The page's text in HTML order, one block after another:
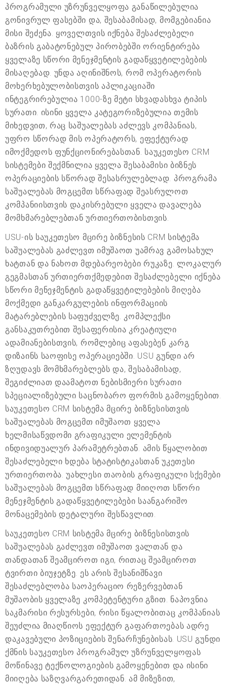
პროგრამული უზრუნველყოფა განაწილებულია
გონივრულ ფასებში და, შესაბამისად, მომგებიანია
მისი შეძენა. ყოველთვის იქნება შესაძლებელი
ბაზრის გაბატონებულ პირობებში ორიენტირება
ყველაზე სწორი მენეჯმენტის გადაწყვეტილებების
მისაღებად. უნდა აღინიშნოს, რომ ოპერატორის
მოხერხებულობისთვის აპლიკაციაში
ინტეგრირებულია 1000-ზე მეტი სხვადასხვა ტიპის
სურათი. ისინი ყველა კატეგორიზებულია თემის
მიხედვით, რაც საშუალებას აძლევს კომპანიას,
უფრო სწორად მის ოპერატორს, ეფექტურად
იმოქმედოს ფუნქციონირებასთან. საუკეთესო CRM
სისტემები შექმნილია ყველა შესაბამისი ბიზნეს
ოპერაციების სწორად შესასრულებლად. პროგრამა
საშუალებას მოგცემთ სწრაფად შეასრულოთ
კომპანიისთვის დაკისრებული ყველა დავალება
მომხმარებლებთან ურთიერთობისთვის.
USU-ის საუკეთესო მცირე ბიზნესის CRM სისტემა
საშუალებას გაძლევთ იმუშაოთ უამრავ გამოსახულ
ხატთან და ნახოთ მდებარეობები რუკაზე. ლოკალურ
გეგმასთან ურთიერთქმედებით შესაძლებელი იქნება
სწორი მენეჯმენტის გადაწყვეტილებების მიღება
მოქმედი განკარგულების ინფორმაციის
მატარებლების საფუძველზე. კომპლექსი
განსაკუთრებით შესაფერისია კრეატიული
ადამიანებისთვის, რომლებიც აფასებენ კარგ
დიზაინს საოფისე ოპერაციებში. USU გუნდი არ
ზღუდავს მომხმარებლებს და, შესაბამისად,
შეგიძლიათ დაამატოთ ნებისმიერი სურათი
სპეციალიზებული საცნობარო ფორმის გამოყენებით.
საუკეთესო CRM სისტემა მცირე ბიზნესისთვის
საშუალებას მოგცემთ იმუშაოთ ყველა
ხელმისაწვდომი გრაფიკული ელემენტის
ინდივიდუალურ პარამეტრებთან. ამის წყალობით
შესაძლებელი ხდება სტატისტიკასთან უკეთესი
ურთიერთობა. უახლესი თაობის გრაფიკული სქემები
საშუალებას მოგცემთ სწრაფად მიიღოთ სწორი
მენეჯმენტის გადაწყვეტილებები საანგარიშო
მონაცემების დეტალური შესწავლით.
საუკეთესო CRM სისტემა მცირე ბიზნესისთვის
საშუალებას გაძლევთ იმუშაოთ ვალთან და
თანდათან შეამციროთ იგი, რითაც შეამციროთ
ტვირთი ბიუჯეტზე. ეს არის შესანიშნავი
შესაძლებლობა საოპერაციო რეზერვებთან
მუშაობის ყველაზე კომპეტენტური გზით. ნაპოვნია
საკმარისი რესურსები, რისი წყალობითაც კომპანიას
შეუძლია მიაღწიოს ეფექტურ გაფართოებას ადრე
დაკავებული პოზიციების შენარჩუნებისას. USU გუნდი
ქმნის საუკეთესო პროგრამულ უზრუნველყოფას
მოწინავე ტექნოლოგიების გამოყენებით და ისინი
მიიღება საზღვარგარეთიდან. ამ მიზეზით,